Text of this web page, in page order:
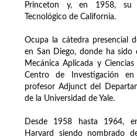
Princeton y, en 1958,
Tecnológico de California.
Ocupa la cátedra presencial
en San Diego, donde ha
Mecánica Aplicada y
Centro de Investigación
profesor Adjunct del
de la Universidad de Yale.
Desde 1958 hasta 1964,
Harvard siendo nombrado